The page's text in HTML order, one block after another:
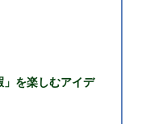
を楽しむアイデ